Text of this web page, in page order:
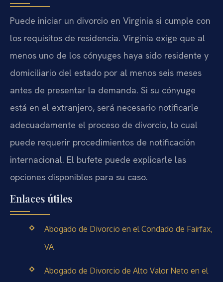
Puede iniciar un divorcio en Virginia si cumple con
los requisitos de residencia. Virginia exige que al
menos uno de los cónyuges haya sido residente y
domiciliario del estado por al menos seis meses
antes de presentar la demanda. Si su cónyuge
está en el extranjero, será necesario notificarle
adecuadamente el proceso de divorcio, lo cual
puede requerir procedimientos de notificación
internacional. El bufete puede explicarle las
opciones disponibles para su caso.
Enlaces útiles
Abogado de Divorcio en el Condado de Fairfax,
VA
Abogado de Divorcio de Alto Valor Neto en el